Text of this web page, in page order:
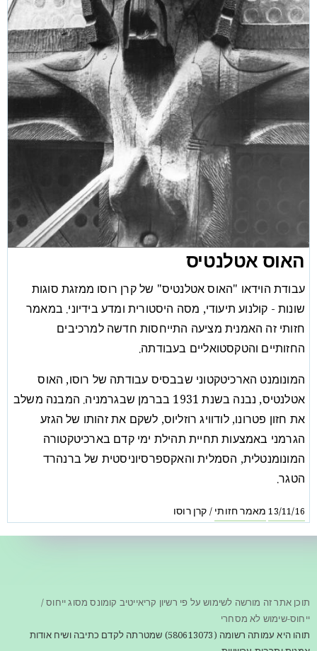
האוס אטלנטיס
עבודת הוידאו "האוס אטלנטיס" של קרן רוסו ממזגת סוגות
שונות - קולנוע תיעודי, מסה היסטורית ומדע בידיוני. במאמר
חזותי זה האמנית מציעה התייחסות חדשה למרכיבים
החזותיים והטקסטואליים בעבודתה.
המונומנט הארכיטקטוני שבבסיס עבודתה של רוסו, האוס
אטלנטיס, נבנה בשנת 1931 בברמן שבגרמניה. המבנה משלב
את חזון פטרונו, לודוויג רוזליוס, לשקם את זהותו של הגזע
הגרמני באמצעות תחיית תהילת ימי קדם בארכיטקטורה
המונומנטלית, הסמלית והאקספרסיוניסטית של ברנהרד
הטגר.
13/11/16מאמר חזותי/קרן רוסו
תוכן אתר זה מורשה לשימוש על פי רשיון קריאייטיב קומונס מסוג ייחוס /
ייחוס-שימוש לא מסחרי
תוהו היא עמותה רשומה (580613073) שמטרתה לקדם כתיבה ושיח אודות